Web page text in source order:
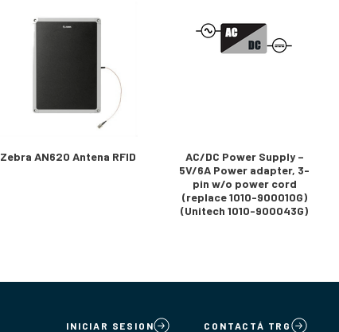
Zebra AN620 Antena RFID
AC/DC Power Supply –
5V/6A Power adapter, 3-
pin w/o power cord
(replace 1010-900010G)
(Unitech 1010-900043G)
INICIAR SESION CONTACTÁ TRG